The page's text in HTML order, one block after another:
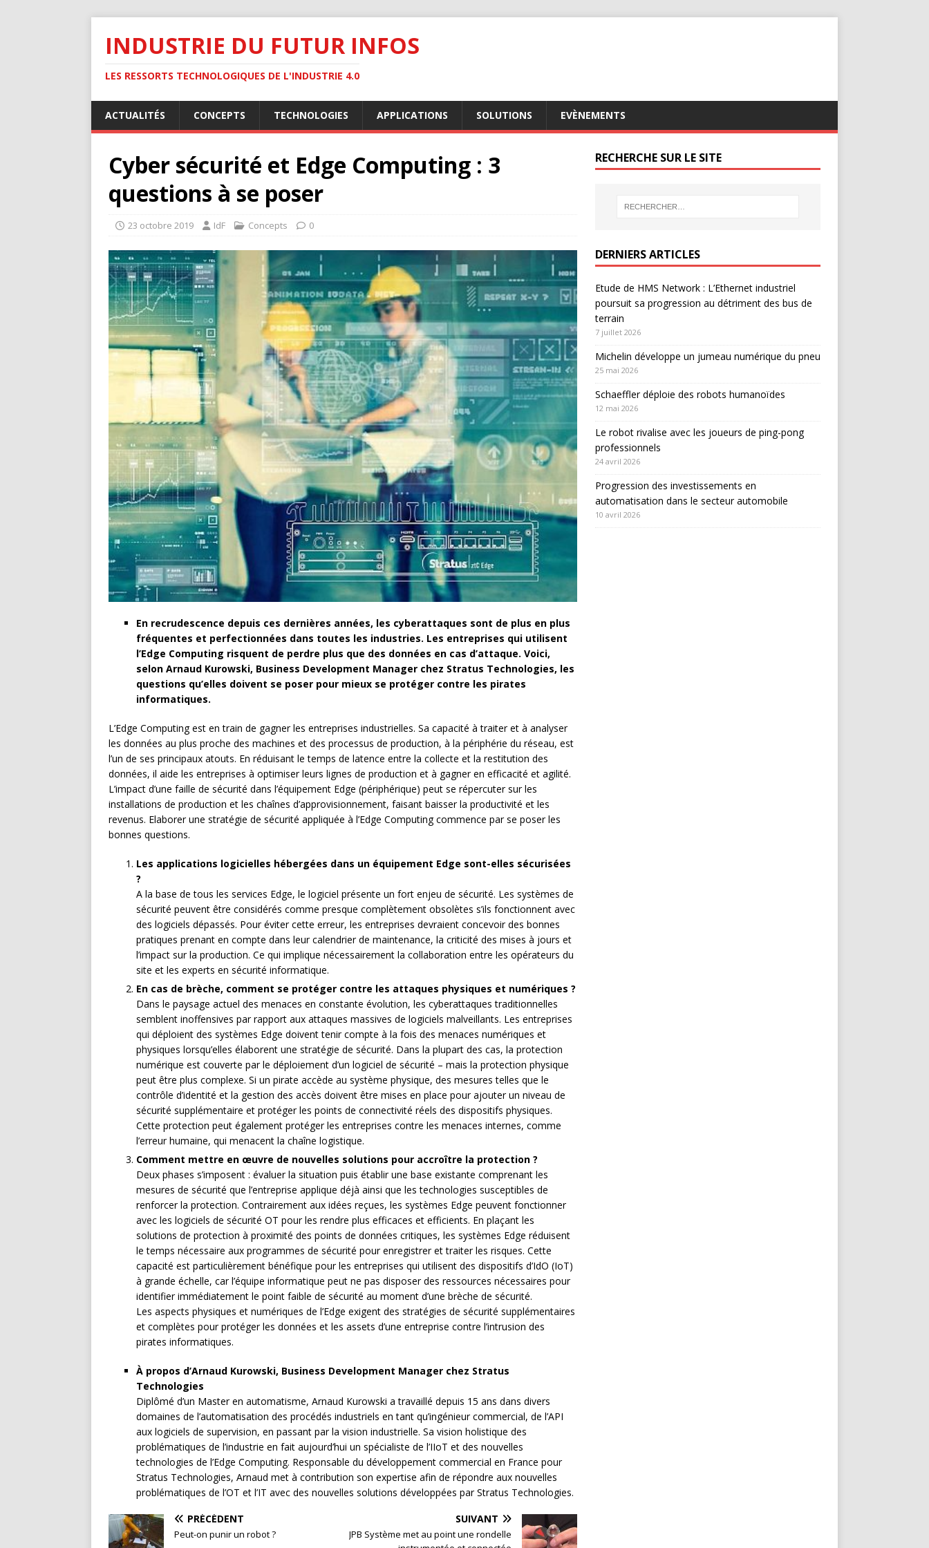
INDUSTRIE DU FUTUR INFOS
LES RESSORTS TECHNOLOGIQUES DE L'INDUSTRIE 4.0
ACTUALITÉS CONCEPTS TECHNOLOGIES APPLICATIONS SOLUTIONS EVÈNEMENTS
Cyber sécurité et Edge Computing : 3
questions à se poser
23 octobre 2019 IdF Concepts 0
En recrudescence depuis ces dernières années, les cyberattaques sont de plus en plus
fréquentes et perfectionnées dans toutes les industries. Les entreprises qui utilisent
l’Edge Computing risquent de perdre plus que des données en cas d’attaque. Voici,
selon Arnaud Kurowski, Business Development Manager chez Stratus Technologies, les
questions qu’elles doivent se poser pour mieux se protéger contre les pirates
informatiques.
L’Edge Computing est en train de gagner les entreprises industrielles. Sa capacité à traiter et à analyser
les données au plus proche des machines et des processus de production, à la périphérie du réseau, est
l’un de ses principaux atouts. En réduisant le temps de latence entre la collecte et la restitution des
données, il aide les entreprises à optimiser leurs lignes de production et à gagner en efficacité et agilité.
L’impact d’une faille de sécurité dans l’équipement Edge (périphérique) peut se répercuter sur les
installations de production et les chaînes d’approvisionnement, faisant baisser la productivité et les
revenus. Elaborer une stratégie de sécurité appliquée à l’Edge Computing commence par se poser les
bonnes questions.
Les applications logicielles hébergées dans un équipement Edge sont-elles sécurisées
?
A la base de tous les services Edge, le logiciel présente un fort enjeu de sécurité. Les systèmes de
sécurité peuvent être considérés comme presque complètement obsolètes s’ils fonctionnent avec
des logiciels dépassés. Pour éviter cette erreur, les entreprises devraient concevoir des bonnes
pratiques prenant en compte dans leur calendrier de maintenance, la criticité des mises à jours et
l’impact sur la production. Ce qui implique nécessairement la collaboration entre les opérateurs du
site et les experts en sécurité informatique.
En cas de brèche, comment se protéger contre les attaques physiques et numériques ?
Dans le paysage actuel des menaces en constante évolution, les cyberattaques traditionnelles
semblent inoffensives par rapport aux attaques massives de logiciels malveillants. Les entreprises
qui déploient des systèmes Edge doivent tenir compte à la fois des menaces numériques et
physiques lorsqu’elles élaborent une stratégie de sécurité. Dans la plupart des cas, la protection
numérique est couverte par le déploiement d’un logiciel de sécurité – mais la protection physique
peut être plus complexe. Si un pirate accède au système physique, des mesures telles que le
contrôle d’identité et la gestion des accès doivent être mises en place pour ajouter un niveau de
sécurité supplémentaire et protéger les points de connectivité réels des dispositifs physiques.
Cette protection peut également protéger les entreprises contre les menaces internes, comme
l’erreur humaine, qui menacent la chaîne logistique.
Comment mettre en œuvre de nouvelles solutions pour accroître la protection ?
Deux phases s’imposent : évaluer la situation puis établir une base existante comprenant les
mesures de sécurité que l’entreprise applique déjà ainsi que les technologies susceptibles de
renforcer la protection. Contrairement aux idées reçues, les systèmes Edge peuvent fonctionner
avec les logiciels de sécurité OT pour les rendre plus efficaces et efficients. En plaçant les
solutions de protection à proximité des points de données critiques, les systèmes Edge réduisent
le temps nécessaire aux programmes de sécurité pour enregistrer et traiter les risques. Cette
capacité est particulièrement bénéfique pour les entreprises qui utilisent des dispositifs d’IdO (IoT)
à grande échelle, car l’équipe informatique peut ne pas disposer des ressources nécessaires pour
identifier immédiatement le point faible de sécurité au moment d’une brèche de sécurité.
Les aspects physiques et numériques de l’Edge exigent des stratégies de sécurité supplémentaires
et complètes pour protéger les données et les assets d’une entreprise contre l’intrusion des
pirates informatiques.
À propos d’Arnaud Kurowski, Business Development Manager chez Stratus
Technologies
Diplômé d’un Master en automatisme, Arnaud Kurowski a travaillé depuis 15 ans dans divers
domaines de l’automatisation des procédés industriels en tant qu’ingénieur commercial, de l’API
aux logiciels de supervision, en passant par la vision industrielle. Sa vision holistique des
problématiques de l’industrie en fait aujourd’hui un spécialiste de l’IIoT et des nouvelles
technologies de l’Edge Computing. Responsable du développement commercial en France pour
Stratus Technologies, Arnaud met à contribution son expertise afin de répondre aux nouvelles
problématiques de l’OT et l’IT avec des nouvelles solutions développées par Stratus Technologies.
PRÉCÉDENT
Peut-on punir un robot ?
SUIVANT
JPB Système met au point une rondelle
RECHERCHE SUR LE SITE
DERNIERS ARTICLES
Etude de HMS Network : L’Ethernet industriel
poursuit sa progression au détriment des bus de
terrain
7 juillet 2026
Michelin développe un jumeau numérique du pneu
25 mai 2026
Schaeffler déploie des robots humanoïdes
12 mai 2026
Le robot rivalise avec les joueurs de ping-pong
professionnels
24 avril 2026
Progression des investissements en
automatisation dans le secteur automobile
10 avril 2026